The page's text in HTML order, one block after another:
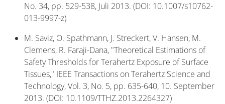
No. 34, pp. 529-538, Juli 2013. (DOI: 10.1007/s10762-
013-9997-z)
M. Saviz, O. Spathmann, J. Streckert, V. Hansen, M.
Clemens, R. Faraji-Dana, "Theoretical Estimations of
Safety Thresholds for Terahertz Exposure of Surface
Tissues," IEEE Transactions on Terahertz Science and
Technology, Vol. 3, No. 5, pp. 635-640, 10. September
2013. (DOI: 10.1109/TTHZ.2013.2264327)